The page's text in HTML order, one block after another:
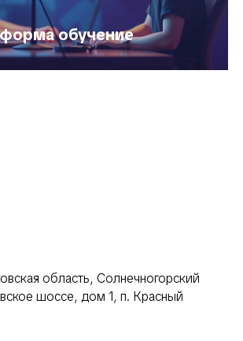
обучение
область, Солнечногорский
шоссе, дом 1, п. Красный